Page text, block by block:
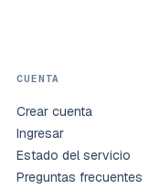
CUENTA
Crear cuenta
Ingresar
Estado del servicio
Preguntas frecuentes